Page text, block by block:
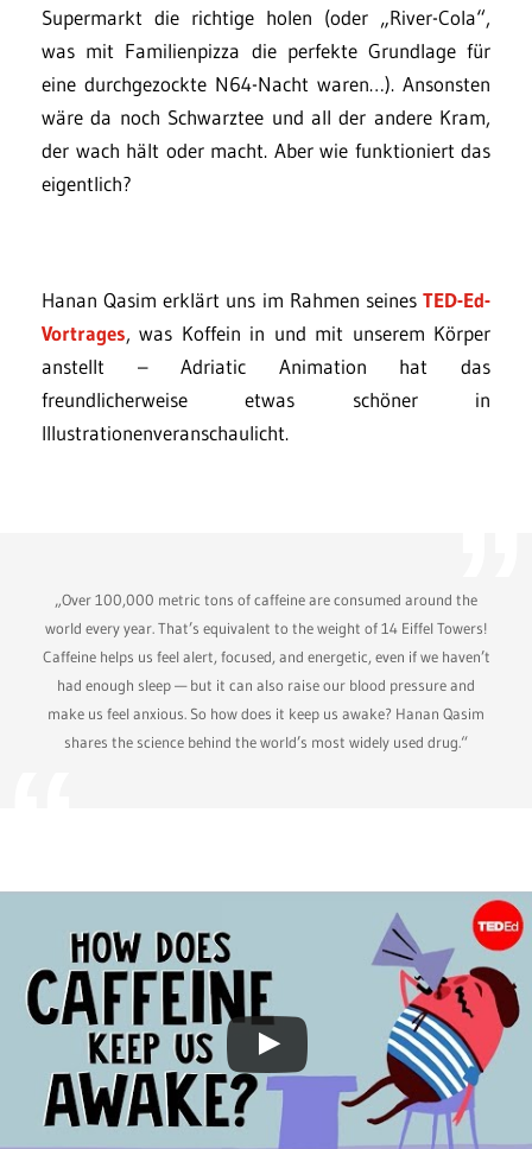
Supermarkt die richtige holen (oder „River-Cola“,
was mit Familienpizza die perfekte Grundlage für
eine durchgezockte N64-Nacht waren…). Ansonsten
wäre da noch Schwarztee und all der andere Kram,
der wach hält oder macht. Aber wie funktioniert das
eigentlich?
Hanan Qasim erklärt uns im Rahmen seines TED-Ed-
Vortrages, was Koffein in und mit unserem Körper
anstellt – Adriatic Animation hat das
freundlicherweise etwas schöner in
Illustrationenveranschaulicht.
„Over 100,000 metric tons of caffeine are consumed around the
world every year. That’s equivalent to the weight of 14 Eiffel Towers!
Caffeine helps us feel alert, focused, and energetic, even if we haven’t
had enough sleep — but it can also raise our blood pressure and
make us feel anxious. So how does it keep us awake? Hanan Qasim
shares the science behind the world’s most widely used drug.“